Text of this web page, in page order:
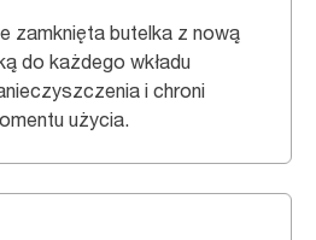
zamknięta butelka z nową
do każdego wkładu
i chroni
użycia.